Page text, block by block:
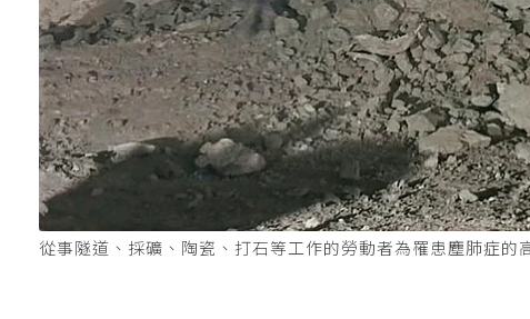
從事隧道、採礦、陶瓷、打石等工作的勞動者為罹患塵肺症